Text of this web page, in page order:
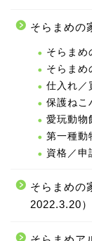
そらまめの
そらま
そらまめ
仕入れ／
保護ねこ
愛玩動物
第一種動
資格／
そらまめの
2022.3.20）